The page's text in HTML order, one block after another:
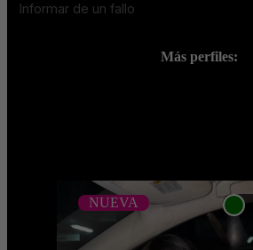
Más perfiles:
NUEVA
NATALIA PULGARIN